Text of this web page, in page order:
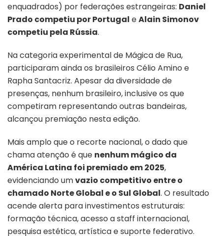
enquadrados) por federações estrangeiras: Daniel
Prado competiu por Portugal eAlain Simonov
competiu pela Rússia.
Na categoria experimental de Mágica de Rua,
participaram ainda os brasileiros Célio Amino e
Rapha Santacriz. Apesar da diversidade de
presenças, nenhum brasileiro, inclusive os que
competiram representando outras bandeiras,
alcançou premiação nesta edição.
Mais amplo que o recorte nacional, o dado que
chama atenção é que nenhum mágico da
América Latina foi premiado em 2025,
evidenciando umvazio competitivo entre o
chamado Norte Global e o Sul Global. O resultado
acende alerta para investimentos estruturais:
formação técnica, acesso a staff internacional,
pesquisa estética, artística e suporte federativo.